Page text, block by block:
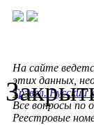
На сайте
этих данных,
Трэвел. Русский
Все вопросы по
Реестровые